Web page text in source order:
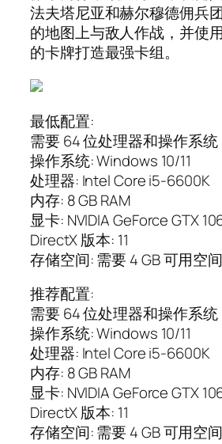
法夫塔尼亚和赫尔穆德佣兵
的地图上与敌人作战，并使
的卡牌打造最强卡组。
最低配置:
需要 64 位处理器和操作系统
操作系统: Windows 10/11
处理器: Intel Core i5-6600K
内存: 8 GB RAM
显卡: NVIDIA GeForce GTX
DirectX 版本: 11
存储空间: 需要 4 GB 可用空间
推荐配置:
需要 64 位处理器和操作系统
操作系统: Windows 10/11
处理器: Intel Core i5-6600K
内存: 8 GB RAM
显卡: NVIDIA GeForce GTX
DirectX 版本: 11
存储空间: 需要 4 GB 可用空间